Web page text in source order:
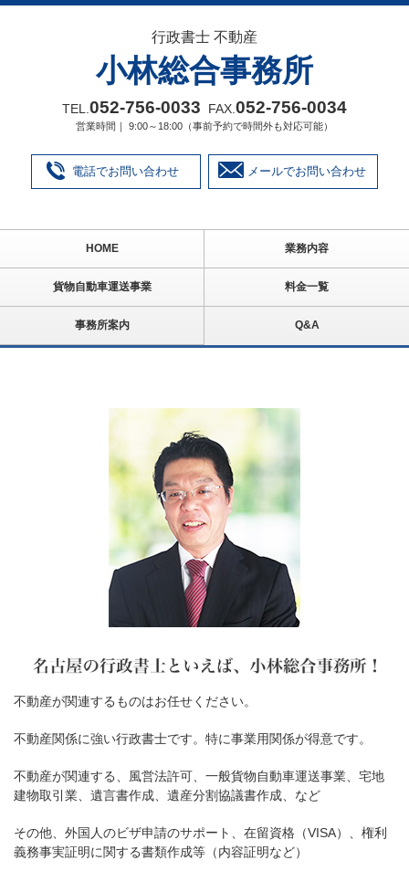
行政書士 不動産
小林総合事務所
TEL. 052‐756‐0033 FAX. 052‐756‐0034
営業時間｜ 9:00～18:00（事前予約で時間外も対応可能）
電話でお問い合わせ メールでお問い合わせ
HOME 業務内容
貨物自動車運送事業 料金一覧
事務所案内 Q&A
不動産が関連するものはお任せください。
不動産関係に強い行政書士です。特に事業用関係が得意です。
不動産が関連する、風営法許可、一般貨物自動車運送事業、宅地
建物取引業、遺言書作成、遺産分割協議書作成、など
その他、外国人のビザ申請のサポート、在留資格（VISA）、権利
義務事実証明に関する書類作成等（内容証明など）